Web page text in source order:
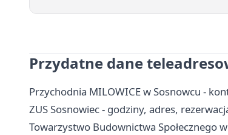
Przydatne dane
Przychodnia MILOWICE w Sosnowcu -
ZUS Sosnowiec - godziny, adres,
Towarzystwo Budownictwa Społecznego